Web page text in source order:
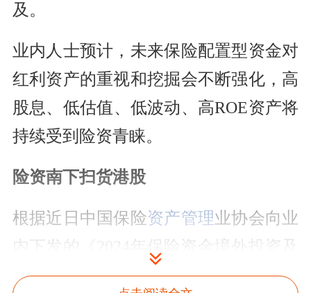
及。
业内人士预计，未来保险配置型资金对
红利资产的重视和挖掘会不断强化，高
股息、低估值、低波动、高ROE资产将
持续受到险资青睐。
险资南下扫货港股
根据近日中国保险资产管理业协会向业
内下发的《2024年保险资金境外投资及
港股通投资情况调研结果》，从投资区